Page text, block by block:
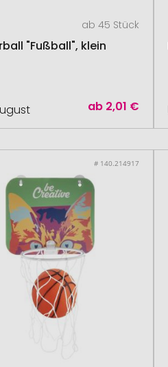
ab 45 Stück
"Fußball", klein
ab 2,01 €
# 140.214917